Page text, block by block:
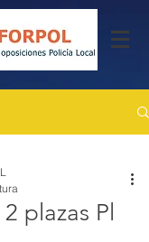
plazas Pl